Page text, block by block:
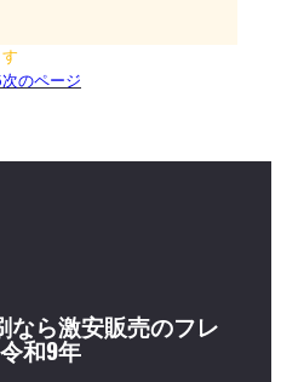
次のページ
なら激安販売のフレ
和9年